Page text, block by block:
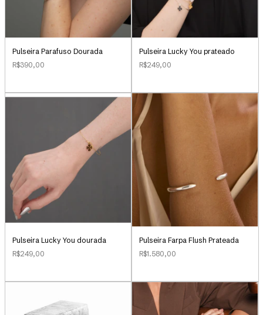
Pulseira Parafuso Dourada
R$390,00
Pulseira Lucky You prateado
R$249,00
Pulseira Lucky You dourada
R$249,00
Pulseira Farpa Flush Prateada
R$1.580,00